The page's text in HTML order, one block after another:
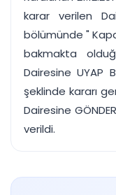
Tüm özellikleri
karar verilen
bölümünde "
bakmakta
Dairesine UYAP
şeklinde kararı
Dairesine
verildi.